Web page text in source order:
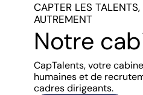
CAPTER LES TALENTS,
AUTREMENT
Notre
CapTalents, votre
humaines et de
cadres dirigeants.